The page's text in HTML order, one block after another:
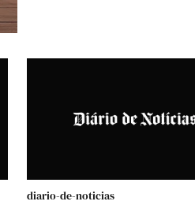
diario-de-noticias